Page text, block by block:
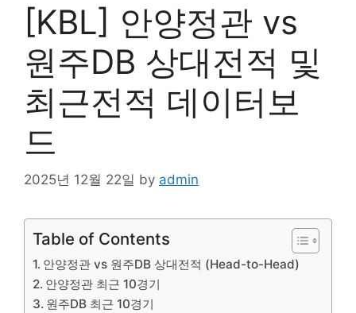
[KBL] 안양정관 vs
원주DB 상대전적 및
최근전적 데이터보
드
2025년 12월 22일 by admin
Table of Contents
안양정관 vs 원주DB 상대전적 (Head-to-Head)
안양정관 최근 10경기
원주DB 최근 10경기